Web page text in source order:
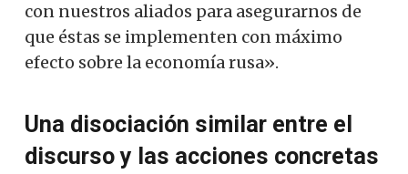
con nuestros aliados para asegurarnos de
que éstas se implementen con máximo
efecto sobre la economía rusa».
Una disociación similar entre el
discurso y las acciones concretas